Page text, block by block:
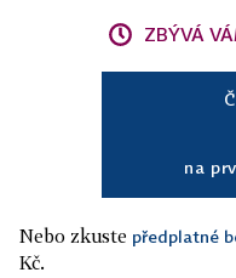
ZBÝVÁ
na
Nebo zkuste předplatné
Kč.